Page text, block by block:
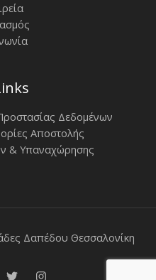
Δεδομένων
Αποστολής
& Υπαναχώρησης
Δαπέδου Θεσσαλονίκη